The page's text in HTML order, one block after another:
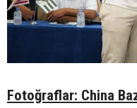
Fotoğraflar: China